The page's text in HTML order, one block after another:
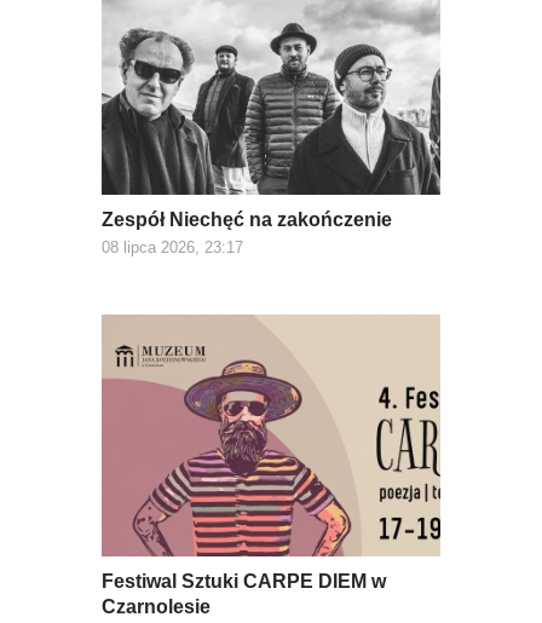
Zespół Niechęć na zakończenie
08 lipca 2026, 23:17
Festiwal Sztuki CARPE DIEM w
Czarnolesie